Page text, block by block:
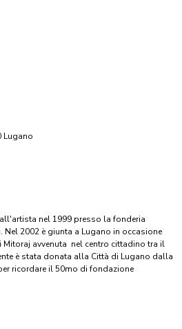
Lugano
nel 1999 presso la fonderia
Nel 2002 è giunta a Lugano in occasione
avvenuta nel centro cittadino tra il
è stata donata alla Città di Lugano dalla
ricordare il 50mo di fondazione